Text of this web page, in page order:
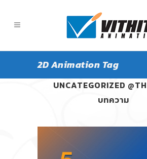
2D Animation Tag
ALL
PANGPOND
UNCATEGORIZED @TH
บทความ